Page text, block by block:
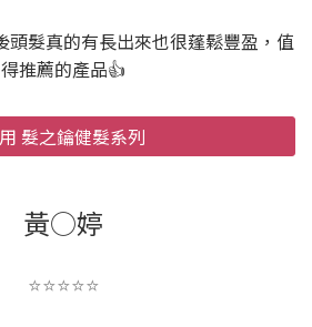
頭髮真的有長出來也很蓬鬆豐盈，值
得推薦的產品👍️
髮之鑰健髮系列
黃○婷
⭐️⭐️⭐️⭐️⭐️